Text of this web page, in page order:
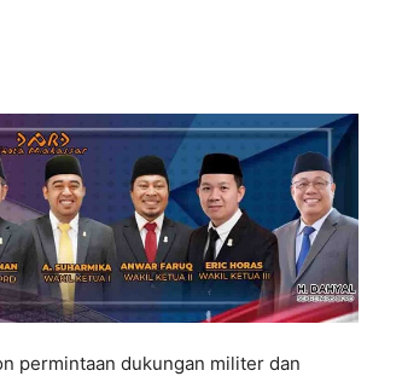
permintaan dukungan militer dan